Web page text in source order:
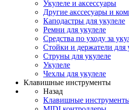
Укулеле и аксессуары
Другие акссесуары и
Каподастры для укулеле
Ремни для укулеле
Средства по уходу за
Стойки и держатели для
Струны для укулеле
Укулеле
Чехлы для укулеле
Клавишные инструменты
Назад
Клавишные